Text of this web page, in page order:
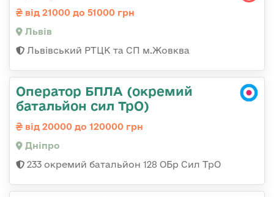
від 21000 до 51000 грн
Львів
Львівський РТЦК та СП м.Жовква
Оператор БПЛА (окремий
батальйон сил ТрО)
від 20000 до 120000 грн
Дніпро
233 окремий батальйон 128 ОБр Сил ТрО